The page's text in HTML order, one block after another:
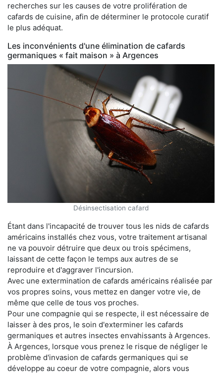
recherches sur les causes de votre prolifération de
cafards de cuisine, afin de déterminer le protocole curatif
le plus adéquat.
Les inconvénients d'une élimination de cafards
germaniques « fait maison » à Argences
Désinsectisation cafard
Étant dans l'incapacité de trouver tous les nids de cafards
américains installés chez vous, votre traitement artisanal
ne va pouvoir détruire que deux ou trois spécimens,
laissant de cette façon le temps aux autres de se
reproduire et d'aggraver l'incursion.
Avec une extermination de cafards américains réalisée par
vos propres soins, vous mettez en danger votre vie, de
même que celle de tous vos proches.
Pour une compagnie qui se respecte, il est nécessaire de
laisser à des pros, le soin d'exterminer les cafards
germaniques et autres insectes envahissants à Argences.
À Argences, lorsque vous prenez le risque de négliger le
problème d'invasion de cafards germaniques qui se
développe au coeur de votre compagnie, alors vous